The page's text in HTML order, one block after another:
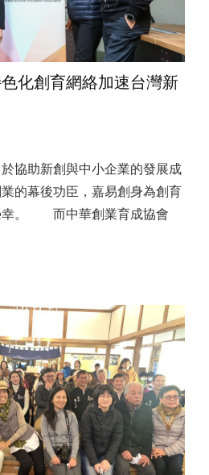
化創育網絡加速台灣新
協助新創與中小企業的發展成
的幕後功臣，嘉易創身為創育
幸。​ ​ 而中華創業育成協會